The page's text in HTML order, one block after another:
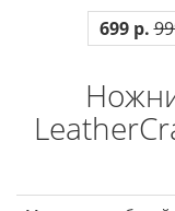
699 р.